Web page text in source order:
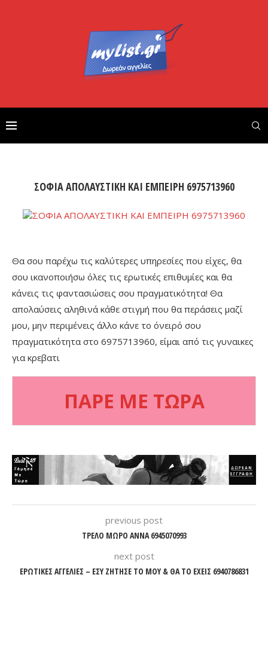
ΣΟΦΙΑ ΑΠΟΛΑΥΣΤΙΚΗ ΚΑΙ ΕΜΠΕΙΡΗ 6975713960
Θα σου παρέχω τις καλύτερες υπηρεσίες που είχες, θα
σου ικανοποιήσω όλες τις ερωτικές επιθυμίες και θα
κάνεις τις φαντασιώσεις σου πραγματικότητα! Θα
απολαύσεις αληθινά κάθε στιγμή που θα περάσεις μαζί
μου, μην περιμένεις άλλο κάνε το όνειρό σου
πραγματικότητα στο 6975713960, είμαι από τις γυναικες
για κρεβατι
ΠΑΡΕ ΜΕ ΤΩΡΑ
previous post
ΤΡΕΛΟ ΜΩΡΟ ΑΝΝΑ 6945070993
next post
ΕΡΩΤΙΚΕΣ ΑΓΓΕΛΙΕΣ – ΕΣΥ ΖΗΤΗΣΕ ΤΟ ΜΟΥ & ΘΑ ΤΟ ΕΧΕΙΣ 6940786831